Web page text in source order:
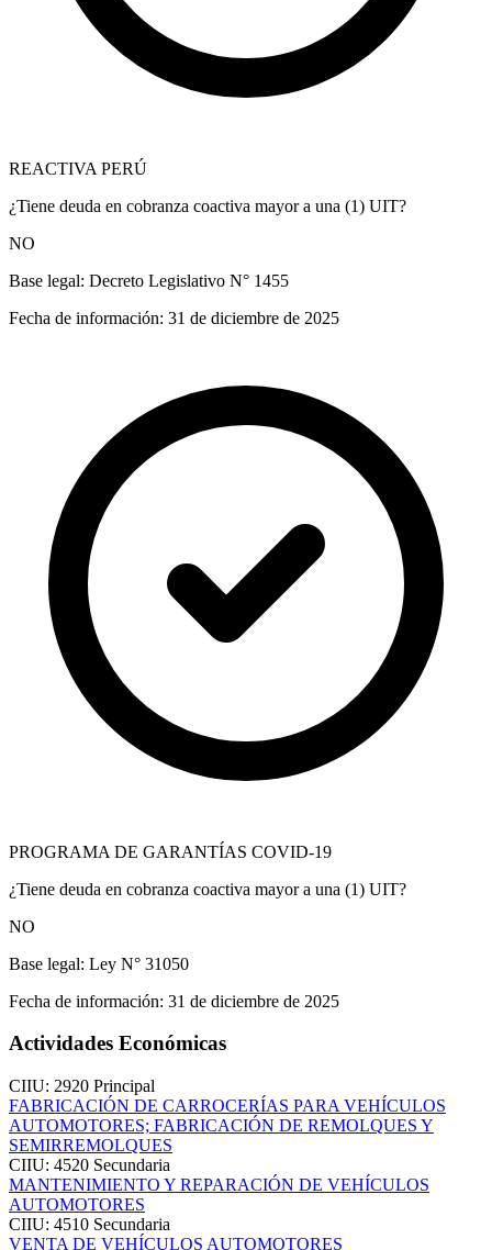
REACTIVA PERÚ
¿Tiene deuda en cobranza coactiva mayor a una (1) UIT?
NO
Base legal: Decreto Legislativo N° 1455
Fecha de información: 31 de diciembre de 2025
PROGRAMA DE GARANTÍAS COVID-19
¿Tiene deuda en cobranza coactiva mayor a una (1) UIT?
NO
Base legal: Ley N° 31050
Fecha de información: 31 de diciembre de 2025
Actividades Económicas
CIIU: 2920 Principal
FABRICACIÓN DE CARROCERÍAS PARA VEHÍCULOS
AUTOMOTORES; FABRICACIÓN DE REMOLQUES Y
SEMIRREMOLQUES
CIIU: 4520 Secundaria
MANTENIMIENTO Y REPARACIÓN DE VEHÍCULOS
AUTOMOTORES
CIIU: 4510 Secundaria
VENTA DE VEHÍCULOS AUTOMOTORES